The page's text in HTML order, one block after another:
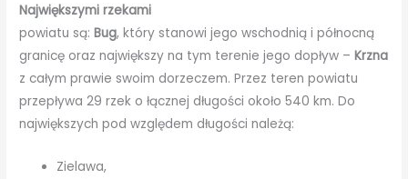
Największymi rzekami
powiatu są:Bug, który stanowi jego wschodnią i północną
granicę oraz największy na tym terenie jego dopływ –Krzna
z całym prawie swoim dorzeczem. Przez teren powiatu
przepływa 29 rzek o łącznej długości około 540 km. Do
największych pod względem długości należą:
Zielawa,